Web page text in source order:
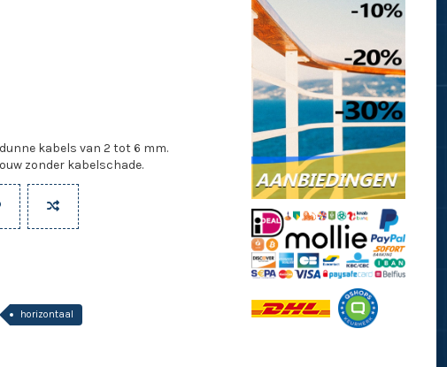
kabels van 2 tot 6 mm.
zonder kabelschade.
horizontaal